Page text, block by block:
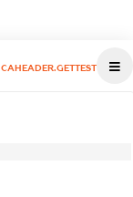
CAHEADER.GETTEST